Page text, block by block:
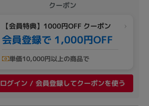
クーポン
【会員特典】1000円OFF クーポン
会員登録で 1,000円OFF
単価10,000円以上の商品で
ログイン / 会員登録してクーポンを使う